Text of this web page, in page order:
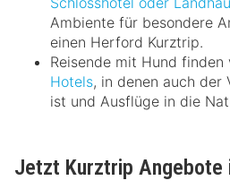
Ambiente für besondere
einen Herford Kurztrip.
Reisende mit Hund finden
Hotels, in denen auch der
ist und Ausflüge in die
Jetzt Kurztrip Angebote